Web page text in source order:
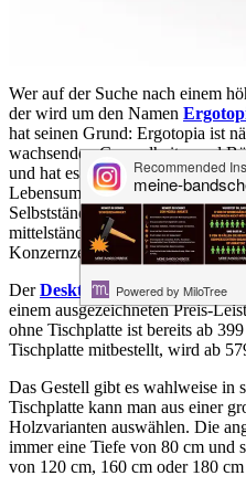
Wer auf der Suche nach einem
der wird um den Namen
hat seinen Grund: Ergotopia ist
wachsenden Gesundheits- und
und hat es sich zur Aufgabe
Lebensumgebung für Menschen
Selbstständige im Home-Office,
mittelständische Unternehmen
Konzernzentralen.
DerDesktopia Lite* ist das
einem ausgezeichneten Preis-
ohne Tischplatte ist bereits ab
Tischplatte mitbestellt, wird ab
Das Gestell gibt es wahlweise in
Tischplatte kann man aus einer
Holzvarianten auswählen. Die
immer eine Tiefe von 80 cm und
von 120 cm, 160 cm oder 180 cm